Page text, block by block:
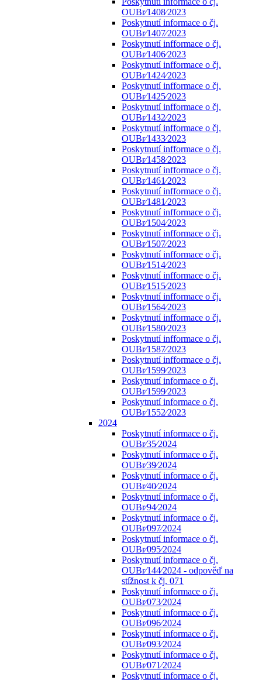
OUBr⁄1408⁄2023
Poskytnutí informace o čj.
OUBr⁄1407⁄2023
Poskytnutí infformace o čj.
OUBr⁄1406⁄2023
Poskytnutí infformace o čj.
OUBr⁄1424⁄2023
Poskytnutí infformace o čj.
OUBr⁄1425⁄2023
Poskytnutí infformace o čj.
OUBr⁄1432⁄2023
Poskytnutí infformace o čj.
OUBr⁄1433⁄2023
Poskytnutí infformace o čj.
OUBr⁄1458⁄2023
Poskytnutí infformace o čj.
OUBr⁄1461⁄2023
Poskytnutí infformace o čj.
OUBr⁄1481⁄2023
Poskytnutí infformace o čj.
OUBr⁄1504⁄2023
Poskytnutí infformace o čj.
OUBr⁄1507⁄2023
Poskytnutí infformace o čj.
OUBr⁄1514⁄2023
Poskytnutí infformace o čj.
OUBr⁄1515⁄2023
Poskytnutí infformace o čj.
OUBr⁄1564⁄2023
Poskytnutí infformace o čj.
OUBr⁄1580⁄2023
Poskytnutí infformace o čj.
OUBr⁄1587⁄2023
Poskytnutí infformace o čj.
OUBr⁄1599⁄2023
Poskytnutí informace o čj.
OUBr⁄1599⁄2023
Poskytnutí informace o čj.
OUBr⁄1552⁄2023
2024
Poskytnutí informace o čj.
OUBr⁄35⁄2024
Poskytnutí informace o čj.
OUBr⁄39⁄2024
Poskytnutí informace o čj.
OUBr⁄40⁄2024
Poskytnutí informace o čj.
OUBr⁄94⁄2024
Poskytnutí informace o čj.
OUBr⁄097⁄2024
Poskytnutí informace o čj.
OUBr⁄095⁄2024
Poskytnutí informace o čj.
OUBr⁄144⁄2024 - odpověď na
stížnost k čj. 071
Poskytnutí informace o čj.
OUBr⁄073⁄2024
Poskytnutí informace o čj.
OUBr⁄096⁄2024
Poskytnutí informace o čj.
OUBr⁄093⁄2024
Poskytnutí informace o čj.
OUBr⁄071⁄2024
Poskytnutí informace o čj.